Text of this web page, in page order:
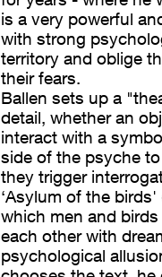
is a very powerful
with strong
territory and oblige
their fears.
Ballen sets up a
detail, whether an
interact with a
side of the psyche
they trigger
‘Asylum of the
which men and
each other with
psychological